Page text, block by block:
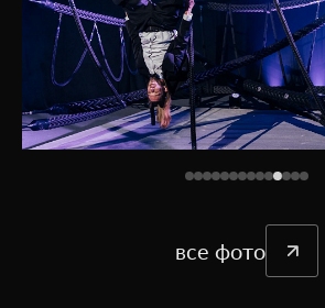
все фото